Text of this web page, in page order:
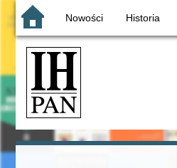
Nowości Historia